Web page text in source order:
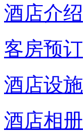
酒店介绍
客房预订
酒店设施
酒店相册